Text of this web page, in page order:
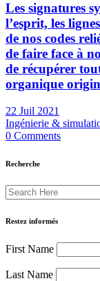
Les signatures
l’esprit, les
de nos codes
de faire face à
de récupérer
organique
22 Juil 2021
Ingénierie &
0 Comments
Recherche
Restez informés
First Name
Last Name